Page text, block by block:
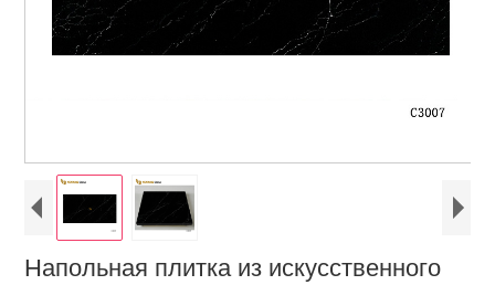
Напольная плитка из искусственного